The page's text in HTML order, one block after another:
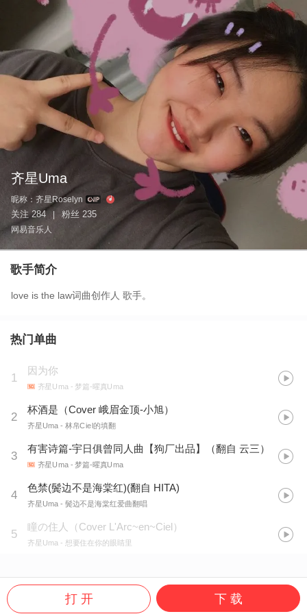
齐星Uma
昵称： 齐星Roselyn
关注 284 粉丝 235
网易音乐人
歌手简介
love is the law词曲创作人 歌手。
热门单曲
1
因为你
齐星Uma - 梦篇-曜真Uma
2
杯酒是（Cover 峨眉金顶-小旭）
齐星Uma - 林帛Ciel的填翻
3
有害诗篇-宇日俱曾同人曲【狗厂出品】（翻自 云三）
齐星Uma - 梦篇-曜真Uma
4
色禁(鬓边不是海棠红)(翻自 HITA)
齐星Uma - 鬓边不是海棠红爱曲翻唱
5
瞳の住人（Cover L'Arc~en~Ciel）
齐星Uma - 想要住在你的眼睛里
打 开 下 载